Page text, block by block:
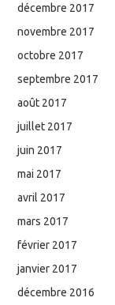
décembre 2017
novembre 2017
octobre 2017
septembre 2017
août 2017
juillet 2017
juin 2017
mai 2017
avril 2017
mars 2017
février 2017
janvier 2017
décembre 2016